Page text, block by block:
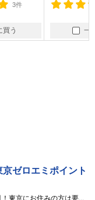
3件
買う 一
ゼロエミポイント
東京にお住みの方は要...